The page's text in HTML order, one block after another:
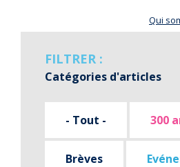
Qui
FILTRER :
Catégories d'articles
- Tout - 300
Brèves